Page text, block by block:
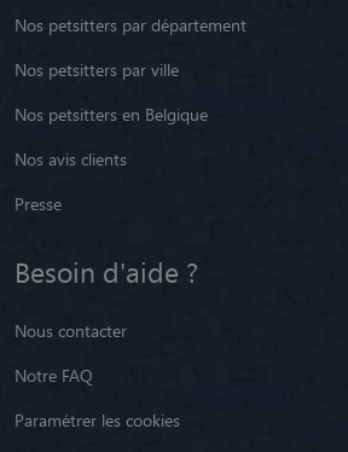
Nos petsitters par département
Nos petsitters par ville
Nos petsitters en Belgique
Nos avis clients
Presse
Besoin d'aide ?
Nous contacter
Notre FAQ
Paramétrer les cookies